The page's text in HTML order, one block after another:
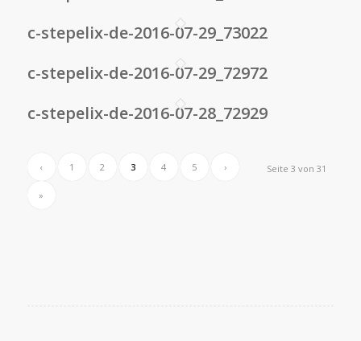
c-stepelix-de-2016-07-29_73022
c-stepelix-de-2016-07-29_72972
c-stepelix-de-2016-07-28_72929
Seite 3 von 31
‹ 1 2 3 4 5 ›
»